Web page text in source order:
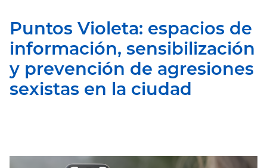
Puntos Violeta: espacios de
información, sensibilización
y prevención de agresiones
sexistas en la ciudad